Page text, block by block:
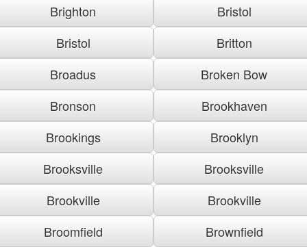
Brighton
Bristol
Bristol
Britton
Broadus
Broken Bow
Bronson
Brookhaven
Brookings
Brooklyn
Brooksville
Brooksville
Brookville
Brookville
Broomfield
Brownfield